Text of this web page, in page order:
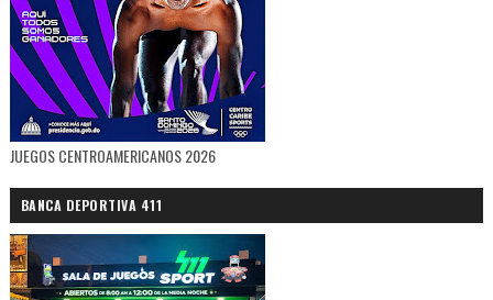
JUEGOS CENTROAMERICANOS 2026
BANCA DEPORTIVA 411